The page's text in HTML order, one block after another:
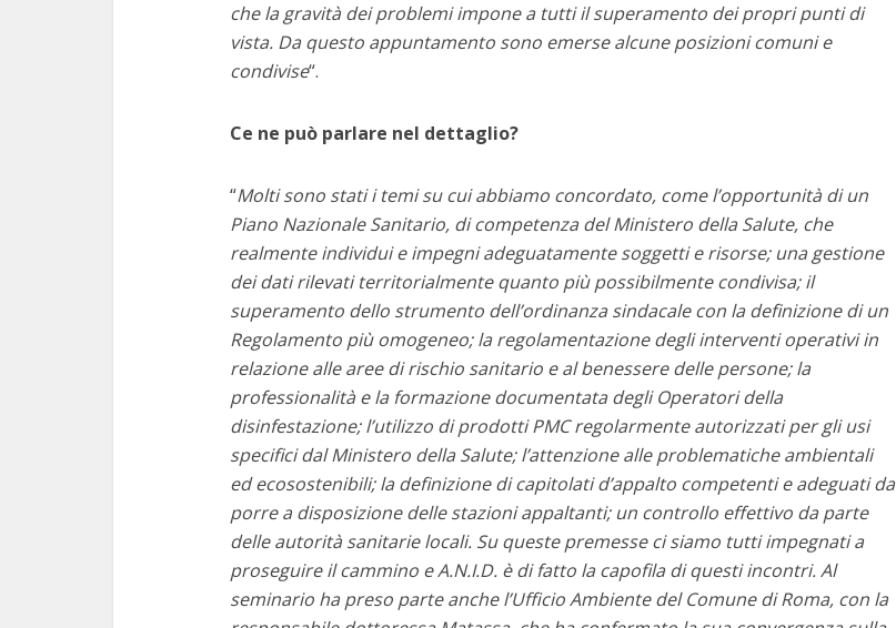
che la gravità dei problemi impone a tutti il superamento dei propri punti di
vista. Da questo appuntamento sono emerse alcune posizioni comuni e
condivise“.
Ce ne può parlare nel dettaglio?
“Molti sono stati i temi su cui abbiamo concordato, come l’opportunità di un
Piano Nazionale Sanitario, di competenza del Ministero della Salute, che
realmente individui e impegni adeguatamente soggetti e risorse; una gestione
dei dati rilevati territorialmente quanto più possibilmente condivisa; il
superamento dello strumento dell’ordinanza sindacale con la definizione di un
Regolamento più omogeneo; la regolamentazione degli interventi operativi in
relazione alle aree di rischio sanitario e al benessere delle persone; la
professionalità e la formazione documentata degli Operatori della
disinfestazione; l’utilizzo di prodotti PMC regolarmente autorizzati per gli usi
specifici dal Ministero della Salute; l’attenzione alle problematiche ambientali
ed ecosostenibili; la definizione di capitolati d’appalto competenti e adeguati da
porre a disposizione delle stazioni appaltanti; un controllo effettivo da parte
delle autorità sanitarie locali. Su queste premesse ci siamo tutti impegnati a
proseguire il cammino e A.N.I.D. è di fatto la capofila di questi incontri. Al
seminario ha preso parte anche l’Ufficio Ambiente del Comune di Roma, con la